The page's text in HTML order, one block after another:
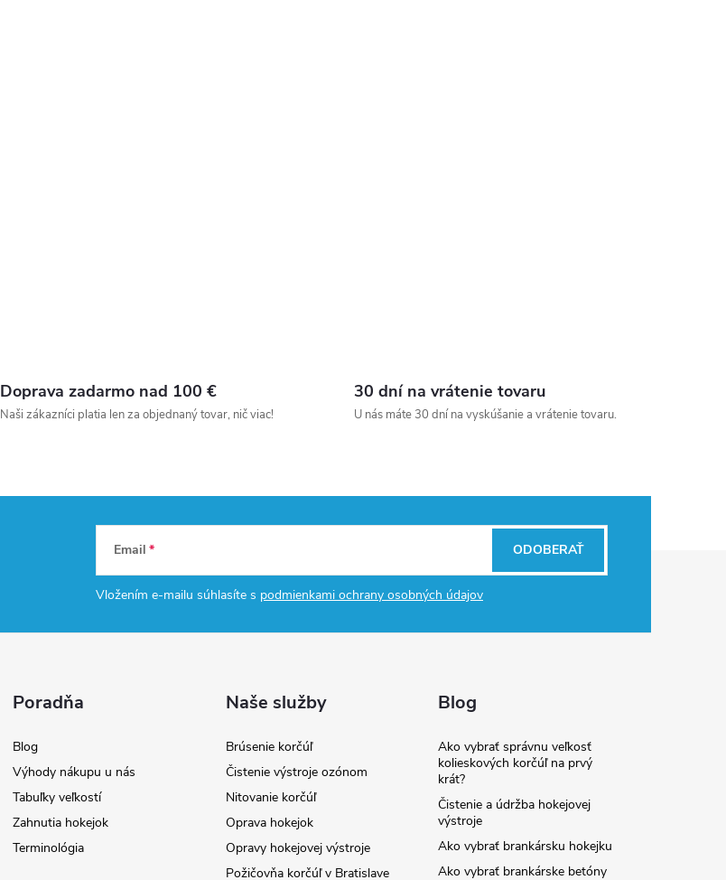
Doprava zadarmo nad 100 €
Naši zákazníci platia len za objednaný tovar, nič viac!
30 dní na vrátenie tovaru
U nás máte 30 dní na vyskúšanie a vrátenie tovaru.
Email
Vložením e-mailu súhlasíte s podmienkami ochrany osobných údajov
ODOBERAŤ
Poradňa
Blog
Výhody nákupu u nás
Tabuľky veľkostí
Zahnutia hokejok
Terminológia
Naše služby
Brúsenie korčúľ
Čistenie výstroje ozónom
Nitovanie korčúľ
Oprava hokejok
Opravy hokejovej výstroje
Požičovňa korčúľ v Bratislave
Blog
Ako vybrať správnu veľkosť
kolieskových korčúľ na prvý
krát?
Čistenie a údržba hokejovej
výstroje
Ako vybrať brankársku hokejku
Ako vybrať brankárske betóny